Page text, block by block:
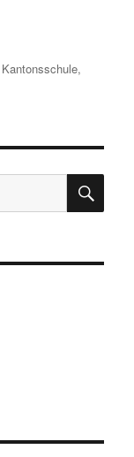
Kantonsschule,